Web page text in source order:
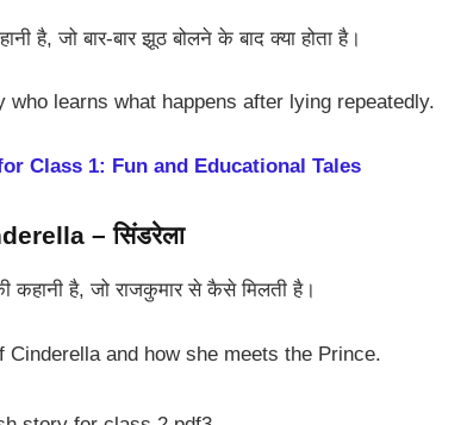
है, जो बार-बार झूठ बोलने के बाद क्या होता है।
learns what happens after lying repeatedly.
Class 1: Fun and Educational Tales
– सिंडरेला
कहानी है, जो राजकुमार से कैसे मिलती है।
and how she meets the Prince.